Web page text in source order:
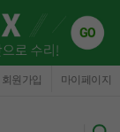
마이페이지
회원가입